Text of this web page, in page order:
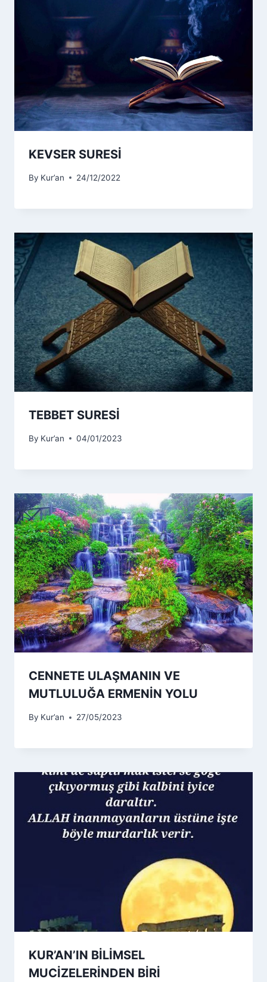
KEVSER SURESİ
By Kur’an 24/12/2022
TEBBET SURESİ
By Kur’an 04/01/2023
CENNETE ULAŞMANIN VE
MUTLULUĞA ERMENİN YOLU
By Kur’an 27/05/2023
KUR’AN’IN BİLİMSEL
MUCİZELERİNDEN BİRİ